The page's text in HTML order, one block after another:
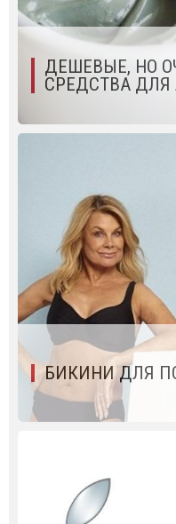
ДЕШЕВЫЕ, НО
СРЕДСТВА
БИКИНИ ДЛЯ